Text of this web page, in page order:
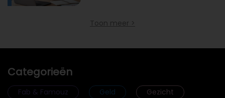
Toon meer >
Categorieën
Fab & Famouz Geld
Gezicht